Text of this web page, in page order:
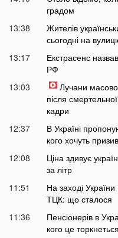
градом
13:38
Жителів
сьогодні на
13:17
Екстрасенс
РФ
13:03
Лучани масово
після
кадри
12:37
В Україні
кого хочуть
12:08
Ціна здивує
за літр
11:51
На заході
ТЦК: що сталося
11:36
Пенсіонерів в
кого це торкнеться